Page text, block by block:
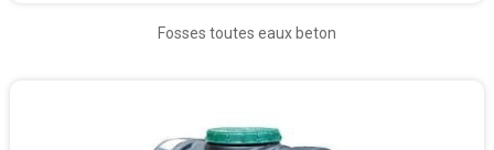
Fosses toutes eaux beton